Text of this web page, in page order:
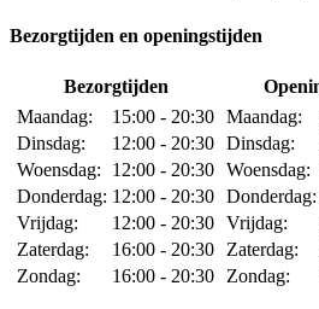
Bezorgtijden en openingstijden
Bezorgtijden
Maandag:
15:00 - 20:30
Dinsdag:
12:00 - 20:30
Woensdag:
12:00 - 20:30
Donderdag: 12:00 - 20:30
Vrijdag:
12:00 - 20:30
Zaterdag:
16:00 - 20:30
Zondag:
16:00 - 20:30
Maandag:
Dinsdag:
Woensdag:
Donderdag:
Vrijdag:
Zaterdag:
Zondag: